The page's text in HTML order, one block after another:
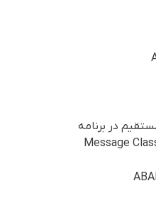
در برنامه